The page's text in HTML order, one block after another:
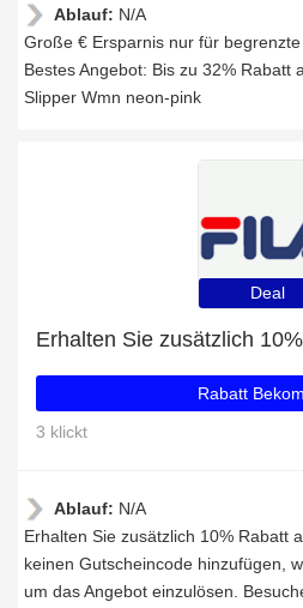
Ablauf: N/A
Große € Ersparnis nur für
Bestes Angebot: Bis zu 32% Rabatt
Slipper Wmn neon-pink
Deal
Rabatt
3 klickt
Ablauf: N/A
Erhalten Sie zusätzlich 10% Rabatt
keinen Gutscheincode hinzufügen,
um das Angebot einzulösen.